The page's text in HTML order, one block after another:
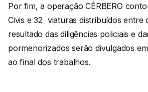
Por fim, a operação CÉRBERO
Civis e 32 viaturas distribuídos entre
resultado das diligências policiais e
pormenorizados serão divulgados
ao final dos trabalhos.